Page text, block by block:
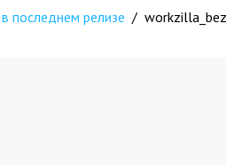
последнем релизе /